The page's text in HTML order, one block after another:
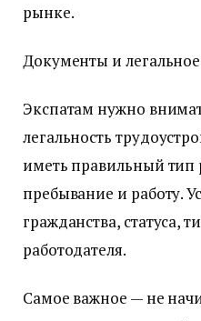
рынке.
Документы и
Экспатам нужно
легальность
иметь правильный тип
пребывание и работу.
гражданства, статуса,
работодателя.
Самое важное — не